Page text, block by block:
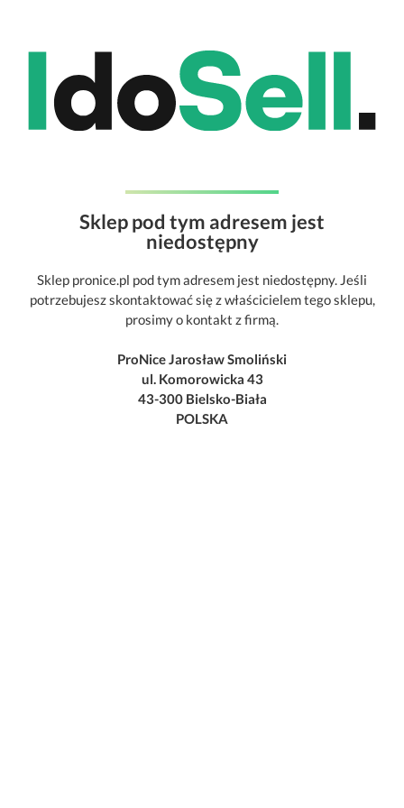
Sklep pod tym adresem jest
niedostępny
Sklep pronice.pl pod tym adresem jest niedostępny. Jeśli
potrzebujesz skontaktować się z właścicielem tego sklepu,
prosimy o kontakt z firmą.
ProNice Jarosław Smoliński
ul. Komorowicka 43
43-300 Bielsko-Biała
POLSKA